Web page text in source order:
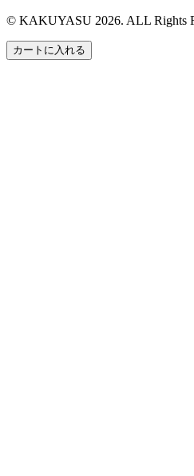
© KAKUYASU 2026. ALL Rights
カートに入れる